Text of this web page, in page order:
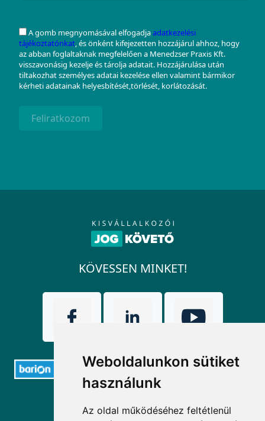
Weboldalunkon sütiket
használunk
Az oldal működéséhez feltétlenül
A gomb megnyomásával elfogadjaadatkezelési
tájékoztatónkat, és önként kifejezetten hozzájárul ahhoz, hogy
az abban foglaltaknak megfelelően a Menedzser Praxis Kft.
visszavonásig kezelje és tárolja adatait. Hozzájárulása után
tiltakozhat személyes adatai kezelése ellen valamint bármikor
kérheti adatainak helyesbítését,törlését, korlátozását.
Feliratkozom
KÖVESSEN MINKET!